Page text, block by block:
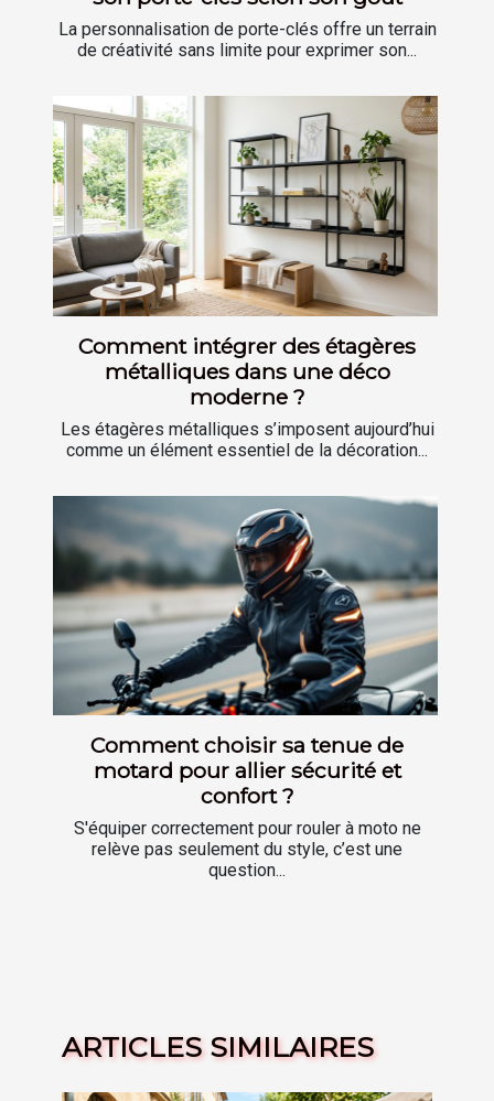
La personnalisation de porte-clés offre un terrain
de créativité sans limite pour exprimer son...
Comment intégrer des étagères
métalliques dans une déco
moderne ?
Les étagères métalliques s’imposent aujourd’hui
comme un élément essentiel de la décoration...
Comment choisir sa tenue de
motard pour allier sécurité et
confort ?
S'équiper correctement pour rouler à moto ne
relève pas seulement du style, c’est une
question...
ARTICLES SIMILAIRES